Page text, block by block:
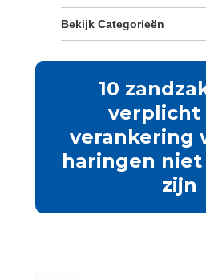
Bekijk Categorieën
10
verplicht
verankering
haringen
zijn